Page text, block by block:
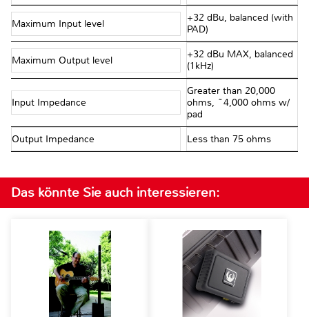
Maximum Input level
+32 dBu, balanced (with
PAD)
Maximum Output level
+32 dBu MAX, balanced
(1kHz)
Input Impedance
Greater than 20,000
ohms, ~4,000 ohms w/
pad
Output Impedance Less than 75 ohms
Das könnte Sie auch interessieren: